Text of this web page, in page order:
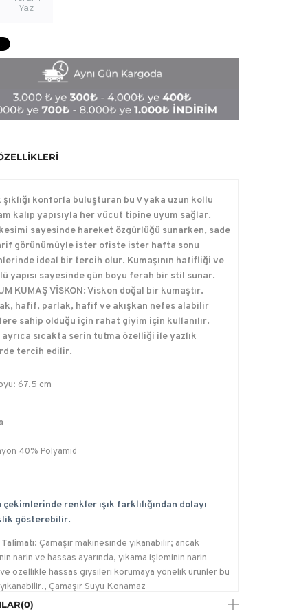
Yaz
şıklığı konforla buluşturan bu V yaka uzun kollu
kalıp yapısıyla her vücut tipine uyum sağlar.
sayesinde hareket özgürlüğü sunarken, sade
görünümüyle ister ofiste ister hafta sonu
ideal bir tercih olur. Kumaşının hafifliği ve
yapısı sayesinde gün boyu ferah bir stil sunar.
KUMAŞ VİSKON: Viskon doğal bir kumaştır.
hafif, parlak, hafif ve akışkan nefes alabilir
sahip olduğu için rahat giyim için kullanılır.
sıcakta serin tutma özelliği ile yazlık
tercih edilir.
67.5 cm
40% Polyamid
çekimlerinde renkler ışık farklılığından dolayı
gösterebilir.
Çamaşır makinesinde yıkanabilir; ancak
narin ve hassas ayarında, yıkama işleminin narin
özellikle hassas giysileri korumaya yönelik ürünler bu
Çamaşır Suyu Konamaz
Talimatı:
(0)